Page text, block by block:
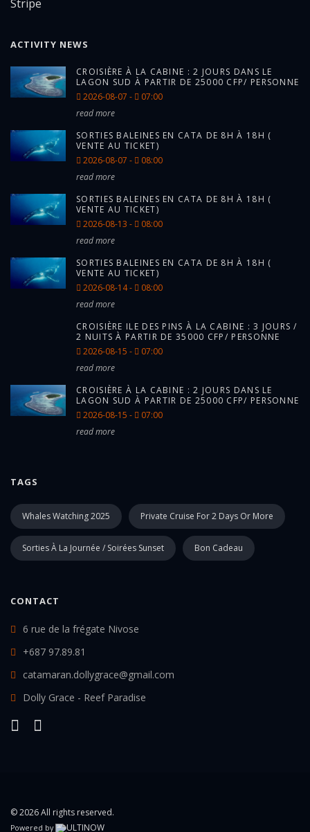
ACTIVITY NEWS
CROISIÈRE À LA CABINE : 2 JOURS DANS LE
LAGON SUD À PARTIR DE 25000 CFP/ PERSONNE
2026-08-07 -
07:00
read more
SORTIES BALEINES EN CATA DE 8H À 18H (
VENTE AU TICKET)
2026-08-07 -
08:00
read more
SORTIES BALEINES EN CATA DE 8H À 18H (
VENTE AU TICKET)
2026-08-13 -
08:00
read more
SORTIES BALEINES EN CATA DE 8H À 18H (
VENTE AU TICKET)
2026-08-14 -
08:00
read more
CROISIÈRE ILE DES PINS À LA CABINE : 3 JOURS /
2 NUITS À PARTIR DE 35000 CFP/ PERSONNE
2026-08-15 -
07:00
read more
CROISIÈRE À LA CABINE : 2 JOURS DANS LE
LAGON SUD À PARTIR DE 25000 CFP/ PERSONNE
2026-08-15 -
07:00
read more
TAGS
Whales Watching 2025 Private Cruise For 2 Days Or More
Sorties À La Journée / Soirées Sunset Bon Cadeau
CONTACT
6 rue de la frégate Nivose
+687 97.89.81
catamaran.dollygrace@gmail.com
Dolly Grace - Reef Paradise
© 2026 All rights reserved.
Powered by